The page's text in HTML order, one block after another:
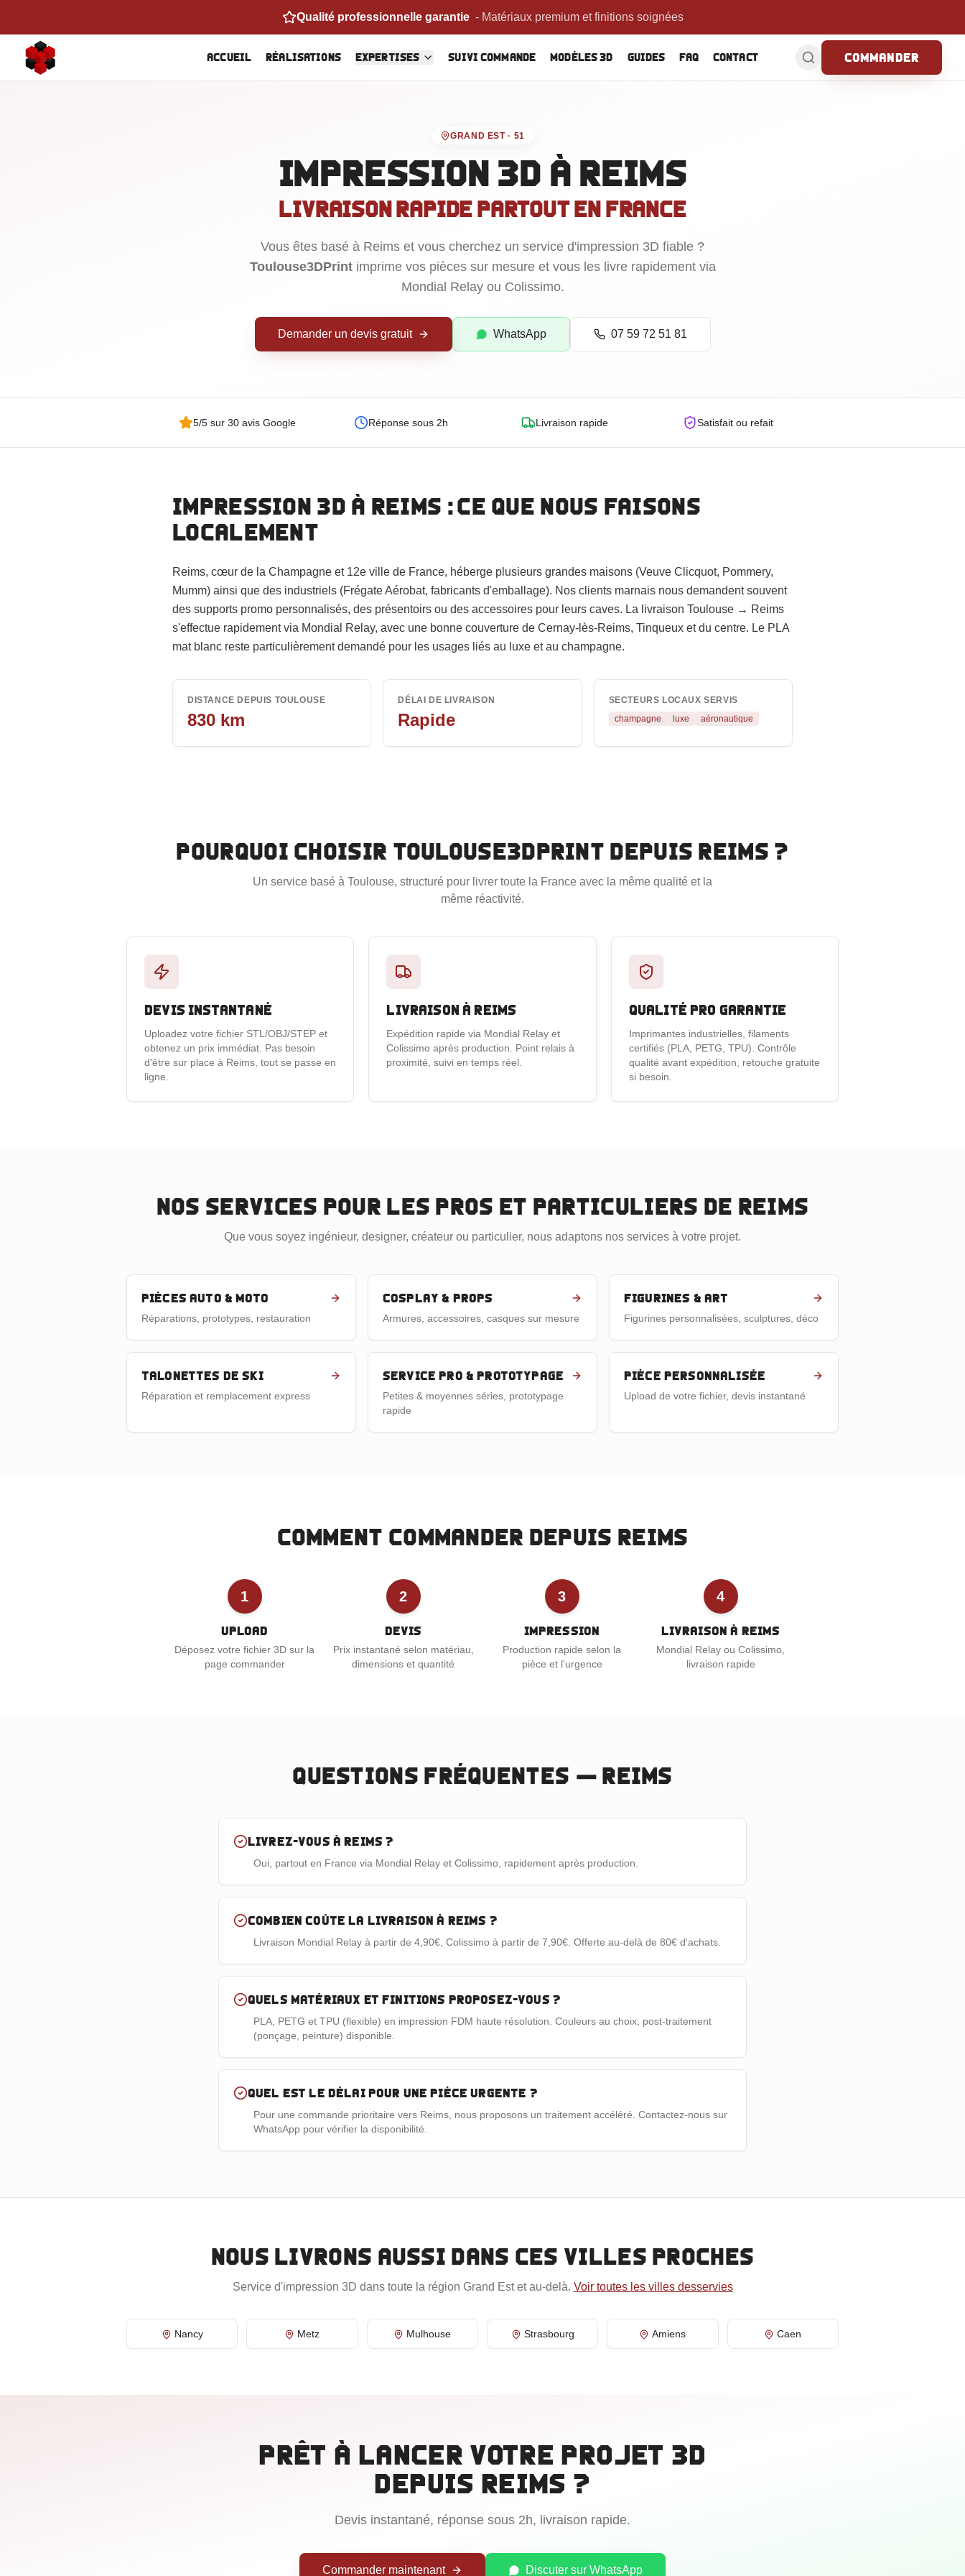
Devis instantané en ligne - Estimation gratuite en quelques clics
Accueil Réalisations Expertises Suivi commande Modèles 3D Guides FAQ Contact Commander
GRAND EST· 51
Impression 3D à Reims
Livraison rapide partout en France
Vous êtes basé à Reims et vous cherchez un service d'impression 3D fiable ?
Toulouse3DPrintimprime vos pièces sur mesure et vous les livre rapidement via
Mondial Relay ou Colissimo.
Demander un devis gratuit WhatsApp 07 59 72 51 81
5/5 sur 30 avis Google Réponse sous 2h Livraison rapide Satisfait ou refait
Impression 3D à Reims : ce que nous faisons
localement
Reims, cœur de la Champagne et 12e ville de France, héberge plusieurs grandes maisons (Veuve Clicquot, Pommery,
Mumm) ainsi que des industriels (Frégate Aérobat, fabricants d'emballage). Nos clients marnais nous demandent souvent
des supports promo personnalisés, des présentoirs ou des accessoires pour leurs caves. La livraison Toulouse → Reims
s'effectue rapidement via Mondial Relay, avec une bonne couverture de Cernay-lès-Reims, Tinqueux et du centre. Le PLA
mat blanc reste particulièrement demandé pour les usages liés au luxe et au champagne.
DISTANCE DEPUIS TOULOUSE
830 km
DÉLAI DE LIVRAISON
Rapide
SECTEURS LOCAUX SERVIS
champagne
luxe aéronautique
Pourquoi choisir Toulouse3DPrint depuis Reims ?
Un service basé à Toulouse, structuré pour livrer toute la France avec la même qualité et la
même réactivité.
Devis instantané
Uploadez votre fichier STL/OBJ/STEP et
obtenez un prix immédiat. Pas besoin
d'être sur place à Reims, tout se passe en
ligne.
Livraison à Reims
Expédition rapide via Mondial Relay et
Colissimo après production. Point relais à
proximité, suivi en temps réel.
Qualité pro garantie
Imprimantes industrielles, filaments
certifiés (PLA, PETG, TPU). Contrôle
qualité avant expédition, retouche gratuite
si besoin.
Nos services pour les pros et particuliers de Reims
Que vous soyez ingénieur, designer, créateur ou particulier, nous adaptons nos services à votre projet.
Pièces auto & moto
Réparations, prototypes, restauration
Cosplay & props
Armures, accessoires, casques sur mesure
Figurines & art
Figurines personnalisées, sculptures, déco
Talonettes de ski
Réparation et remplacement express
Service pro & prototypage
Petites & moyennes séries, prototypage
rapide
Pièce personnalisée
Upload de votre fichier, devis instantané
Comment commander depuis Reims
1
Upload
Déposez votre fichier 3D sur la
page commander
2
Devis
Prix instantané selon matériau,
dimensions et quantité
3
Impression
Production rapide selon la
pièce et l'urgence
4
Livraison à Reims
Mondial Relay ou Colissimo,
livraison rapide
Questions fréquentes — Reims
Livrez-vous à Reims ?
Oui, partout en France via Mondial Relay et Colissimo, rapidement après production.
Combien coûte la livraison à Reims ?
Livraison Mondial Relay à partir de 4,90€, Colissimo à partir de 7,90€. Offerte au-delà de 80€ d'achats.
Quels matériaux et finitions proposez-vous ?
PLA, PETG et TPU (flexible) en impression FDM haute résolution. Couleurs au choix, post-traitement
(ponçage, peinture) disponible.
Quel est le délai pour une pièce urgente ?
Pour une commande prioritaire vers Reims, nous proposons un traitement accéléré. Contactez-nous sur
WhatsApp pour vérifier la disponibilité.
Nous livrons aussi dans ces villes proches
Service d'impression 3D dans toute la région Grand Estet au-delà. Voir toutes les villes desservies
Nancy Metz Mulhouse Strasbourg Amiens Caen
Prêt à lancer votre projet 3D
depuis Reims ?
Devis instantané, réponse sous 2h, livraison rapide.
Commander maintenant Discuter sur WhatsApp